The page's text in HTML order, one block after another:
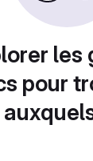
les
pour